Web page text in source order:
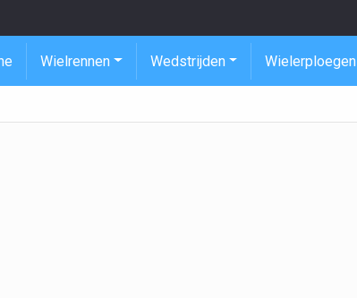
Wielrennen Wedstrijden Wielerploegen